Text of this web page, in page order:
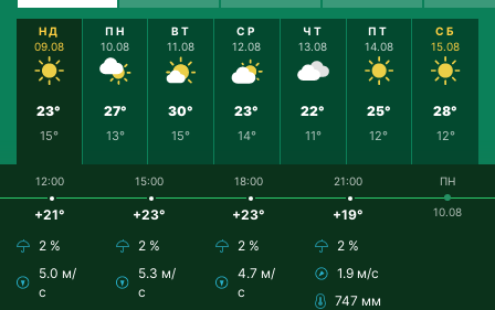
НД
09.08
23°
15°
ПН
10.08
27°
13°
ВТ
11.08
30°
15°
СР
12.08
23°
14°
ЧТ
13.08
22°
11°
ПТ
14.08
25°
12°
СБ
15.08
28°
12°
12:00
+21°
2 %
5.0 м/
с
15:00
+23°
2 %
5.3 м/
с
18:00
+23°
2 %
4.7 м/
с
21:00
+19°
2 %
1.9 м/с
747 мм
ПН
10.08